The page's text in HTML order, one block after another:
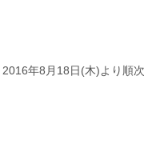
年8月18日(木)より順